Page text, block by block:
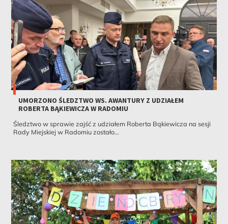
UMORZONO ŚLEDZTWO WS. AWANTURY Z UDZIAŁEM
ROBERTA BĄKIEWICZA W RADOMIU
Śledztwo w sprawie zajść z udziałem Roberta Bąkiewicza na sesji
Rady Miejskiej w Radomiu zostało...